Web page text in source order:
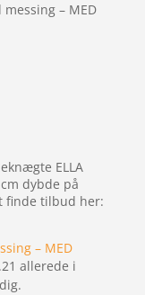
– MED
ELLA
dybde på
finde tilbud her:
– MED
allerede i